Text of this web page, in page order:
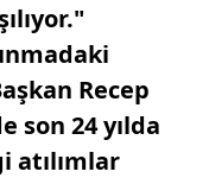
Recep
son 24 yılda
atılımlar